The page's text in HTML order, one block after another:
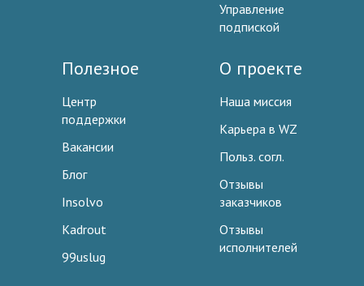
Управление
подпиской
Полезное
Центр
поддержки
Вакансии
Блог
Insolvo
Kadrout
99uslug
О проекте
Наша миссия
Карьера в WZ
Польз. согл.
Отзывы
заказчиков
Отзывы
исполнителей